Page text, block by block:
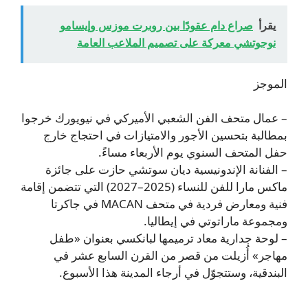
يقرأ صراع دام عقودًا بين روبرت موزس وإيسامو
نوجوتشي معركة على تصميم الملاعب العامة
الموجز
– عمال متحف الفن الشعبي الأميركي في نيويورك خرجوا
بمطالبة بتحسين الأجور والامتيازات في احتجاج خارج
حفل المتحف السنوي يوم الأربعاء مساءً.
– الفنانة الإندونيسية ديان سوتشي حازت على جائزة
ماكس مارا للفن للنساء (2025–2027) التي تتضمن إقامة
فنية ومعارض فردية في متحف MACAN في جاكرتا
ومجموعة ماراتوتي في إيطاليا.
– لوحة جدارية معاد ترميمها لبانكسي بعنوان «طفل
مهاجر» أُزيلت من قصر من القرن السابع عشر في
البندقية، وستتجوّل في أرجاء المدينة هذا الأسبوع.